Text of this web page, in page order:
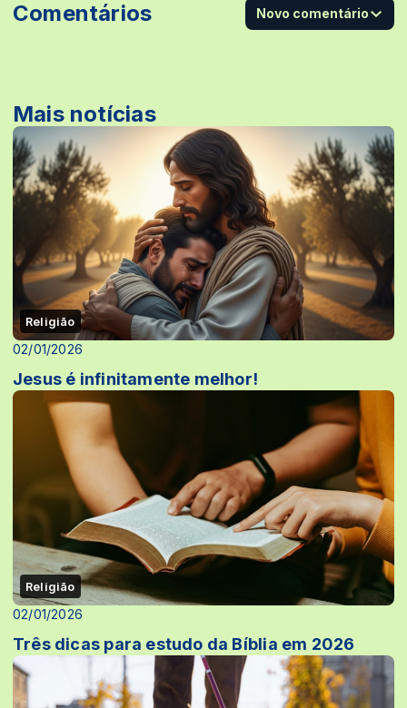
Comentários Novo comentário
Mais notícias
Religião
02/01/2026
Jesus é infinitamente melhor!
Religião
02/01/2026
Três dicas para estudo da Bíblia em 2026